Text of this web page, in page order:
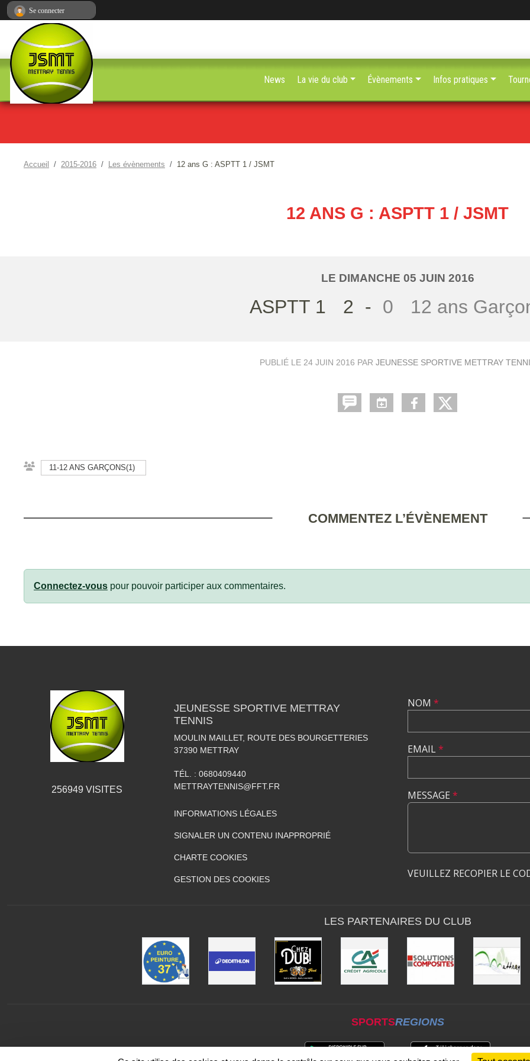
Accueil 2015-2016 Les évènements 12 ans G : ASPTT 1 / JSMT
12 ANS G : ASPTT 1 / JSMT
LE DIMANCHE 05 JUIN 2016
ASPTT 1 2 - 0 12 ans
PUBLIÉ LE 24 JUIN 2016 PAR JEUNESSE SPORTIVE METTRAY
11-12 ANS GARÇONS(1)
COMMENTEZ L’ÉVÈNEMENT
Connectez-vous pour pouvoir participer aux commentaires.
News La vie du club Évènements Infos pratiques
256949 VISITES
JEUNESSE SPORTIVE METTRAY
TENNIS
MOULIN MAILLET, ROUTE DES BOURGETTERIES
37390 METTRAY
TÉL. : 0680409440
METTRAYTENNIS@FFT.FR
INFORMATIONS LÉGALES
SIGNALER UN CONTENU INAPPROPRIÉ
CHARTE COOKIES
GESTION DES COOKIES
NOM *
EMAIL*
MESSAGE *
VEUILLEZ RECOPIER LE
LES PARTENAIRES DU CLUB
SPORTSREGIONS
Se connecter
Panneau de gestion des cookies